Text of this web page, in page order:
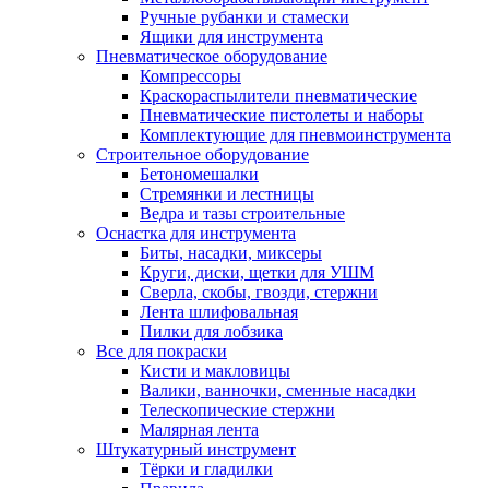
Ручные рубанки и стамески
Ящики для инструмента
Пневматическое оборудование
Компрессоры
Краскораспылители пневматические
Пневматические пистолеты и наборы
Комплектующие для пневмоинструмента
Строительное оборудование
Бетономешалки
Стремянки и лестницы
Ведра и тазы строительные
Оснастка для инструмента
Биты, насадки, миксеры
Круги, диски, щетки для УШМ
Сверла, скобы, гвозди, стержни
Лента шлифовальная
Пилки для лобзика
Все для покраски
Кисти и макловицы
Валики, ванночки, сменные насадки
Телескопические стержни
Малярная лента
Штукатурный инструмент
Тёрки и гладилки